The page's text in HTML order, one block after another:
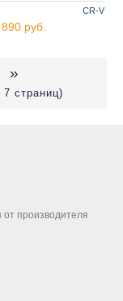
CR-V
890 руб.
страниц)
от производителя